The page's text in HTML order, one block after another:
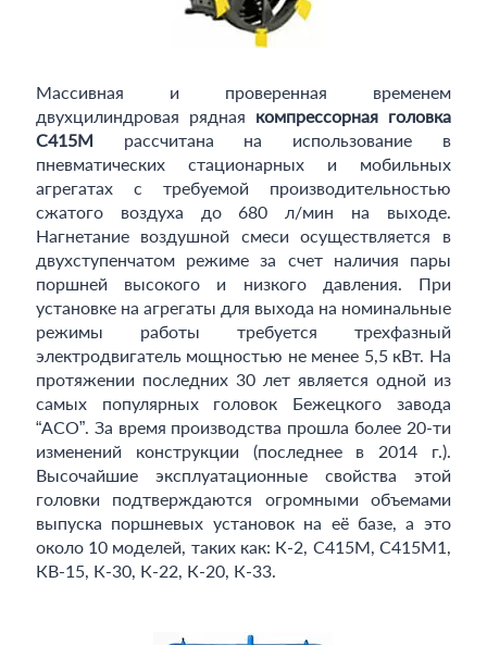
Массивная и проверенная временем
двухцилиндровая рядная компрессорная головка
C415M рассчитана на использование в
пневматических стационарных и мобильных
агрегатах с требуемой производительностью
сжатого воздуха до 680 л/мин на выходе.
Нагнетание воздушной смеси осуществляется в
двухступенчатом режиме за счет наличия пары
поршней высокого и низкого давления. При
установке на агрегаты для выхода на номинальные
режимы работы требуется трехфазный
электродвигатель мощностью не менее 5,5 кВт. На
протяжении последних 30 лет является одной из
самых популярных головок Бежецкого завода
“АСО”. За время производства прошла более 20-ти
изменений конструкции (последнее в 2014 г.).
Высочайшие эксплуатационные свойства этой
головки подтверждаются огромными объемами
выпуска поршневых установок на её базе, а это
около 10 моделей, таких как: К-2, С415М, С415М1,
КВ-15, К-30, К-22, К-20, К-33.